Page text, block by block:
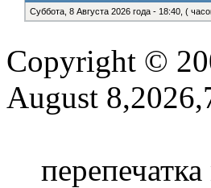
Суббота, 8 Августа 2026 года - 18:40, (
Copyright ©
August